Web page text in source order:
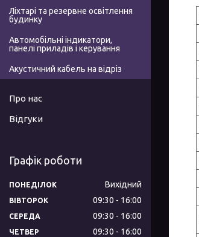
Ліхтарі та резервне освітлення
будинку
Автомобільні індикатори,
панелі приладів і керування
Акустичний кабель на відріз
Про нас
Відгуки
Графік роботи
ПОНЕДІЛОК Вихідний
ВІВТОРОК 09:30 16:00
СЕРЕДА 09:30 16:00
ЧЕТВЕР 09:30 16:00